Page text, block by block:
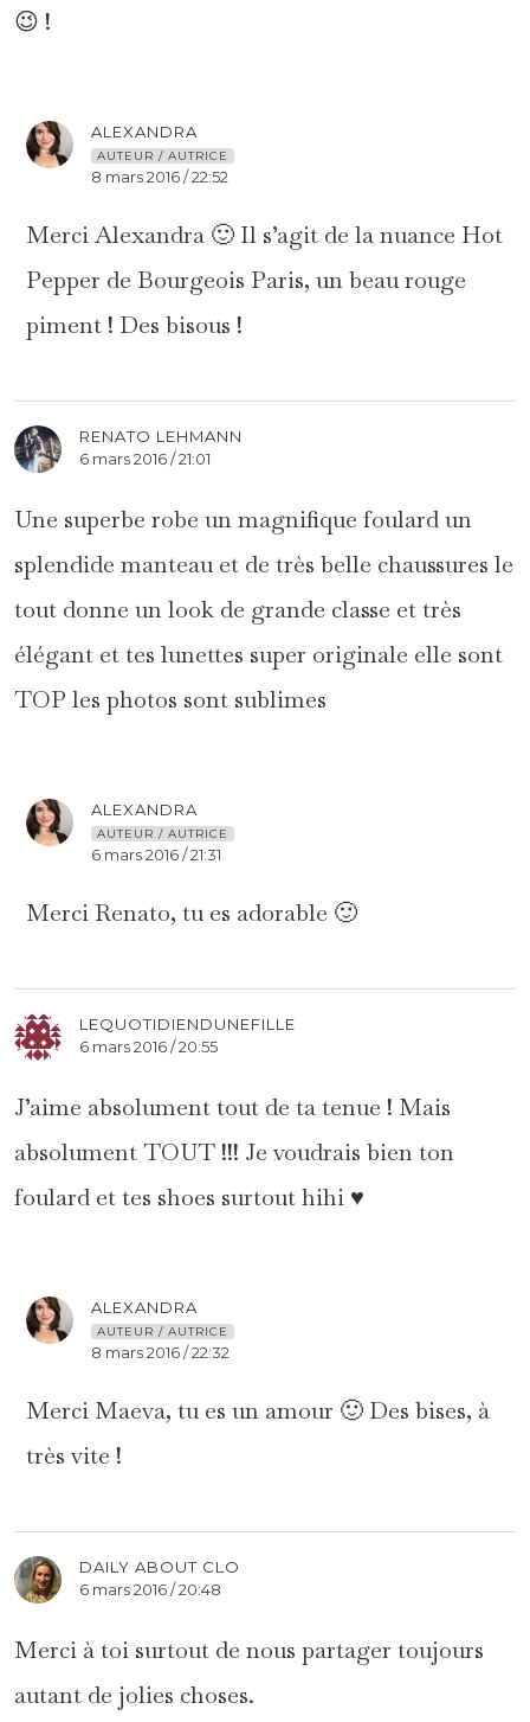
😉 !
ALEXANDRA
AUTEUR / AUTRICE
8 mars 2016 / 22:52
Merci Alexandra 🙂 Il s’agit de la nuance Hot
Pepper de Bourgeois Paris, un beau rouge
piment ! Des bisous !
RENATO LEHMANN
6 mars 2016 / 21:01
Une superbe robe un magnifique foulard un
splendide manteau et de très belle chaussures le
tout donne un look de grande classe et très
élégant et tes lunettes super originale elle sont
TOP les photos sont sublimes
ALEXANDRA
AUTEUR / AUTRICE
6 mars 2016 / 21:31
Merci Renato, tu es adorable 🙂
LEQUOTIDIENDUNEFILLE
6 mars 2016 / 20:55
J’aime absolument tout de ta tenue ! Mais
absolument TOUT !!! Je voudrais bien ton
foulard et tes shoes surtout hihi ♥
ALEXANDRA
AUTEUR / AUTRICE
8 mars 2016 / 22:32
Merci Maeva, tu es un amour 🙂 Des bises, à
très vite !
DAILY ABOUT CLO
6 mars 2016 / 20:48
Merci à toi surtout de nous partager toujours
autant de jolies choses.